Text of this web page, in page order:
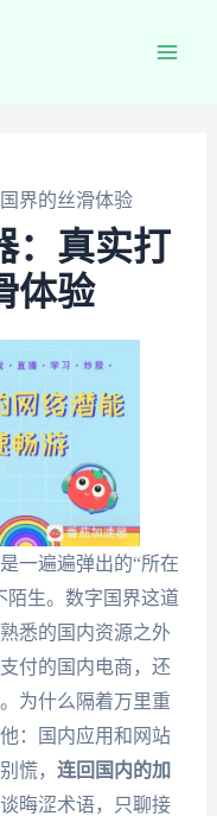
界的丝滑体验
真实打
体验
一遍遍弹出的“所在
陌生。数字国界这道
悉的国内资源之外
付的国内电商，还
为什么隔着万里重
：国内应用和网站
慌， 连回国内的加
晦涩术语，只聊接